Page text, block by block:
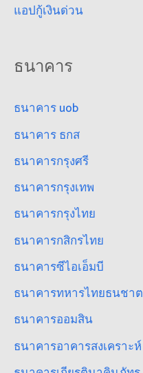
แอปกู้เงินด่วน
ธนาคาร
ธนาคาร uob
ธนาคาร ธกส
ธนาคารกรุงศรี
ธนาคารกรุงเทพ
ธนาคารกรุงไทย
ธนาคารกสิกรไทย
ธนาคารซีไอเอ็มบี
ธนาคารทหารไทยธนชาต
ธนาคารออมสิน
ธนาคารอาคารสงเคราะห์